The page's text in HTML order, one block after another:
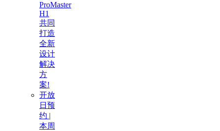
ProMaster
H1
共同
打造
全新
设计
解决
方
案!
开放
日预
约 |
本周